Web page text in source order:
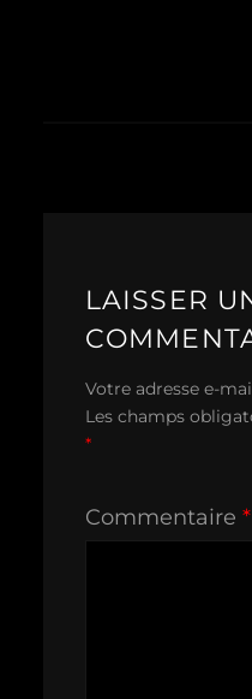
LAISSER
Votre adresse e-
Les champs
*
Commentaire *